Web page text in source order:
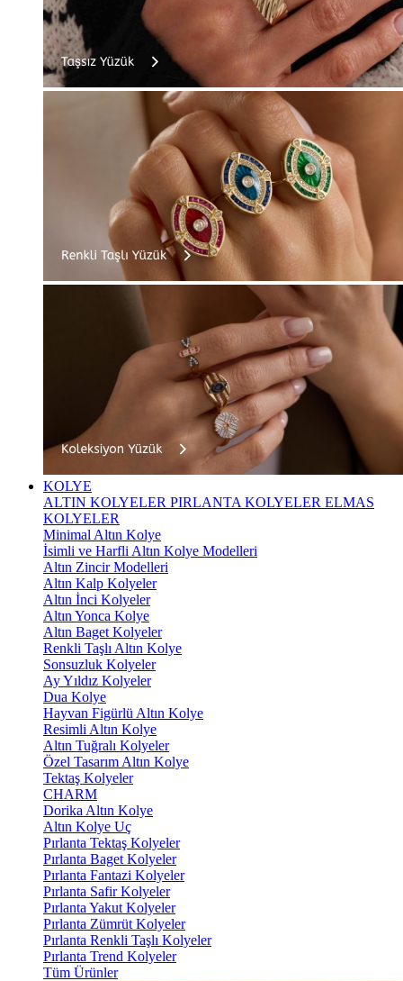
KOLYE
ALTIN KOLYELER PIRLANTA KOLYELER ELMAS
KOLYELER
Minimal Altın Kolye
İsimli ve Harfli Altın Kolye Modelleri
Altın Zincir Modelleri
Altın Kalp Kolyeler
Altın İnci Kolyeler
Altın Yonca Kolye
Altın Baget Kolyeler
Renkli Taşlı Altın Kolye
Sonsuzluk Kolyeler
Ay Yıldız Kolyeler
Dua Kolye
Hayvan Figürlü Altın Kolye
Resimli Altın Kolye
Altın Tuğralı Kolyeler
Özel Tasarım Altın Kolye
Tektaş Kolyeler
CHARM
Dorika Altın Kolye
Altın Kolye Uç
Pırlanta Tektaş Kolyeler
Pırlanta Baget Kolyeler
Pırlanta Fantazi Kolyeler
Pırlanta Safir Kolyeler
Pırlanta Yakut Kolyeler
Pırlanta Zümrüt Kolyeler
Pırlanta Renkli Taşlı Kolyeler
Pırlanta Trend Kolyeler
Tüm Ürünler